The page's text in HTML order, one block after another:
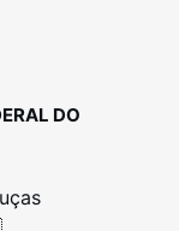
DO